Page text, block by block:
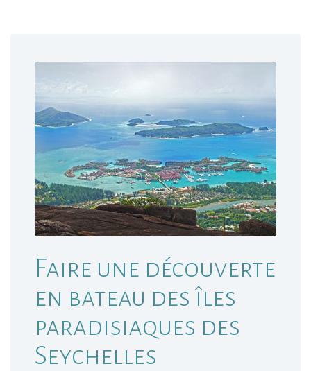
Faire une découverte
en bateau des îles
paradisiaques des
Seychelles